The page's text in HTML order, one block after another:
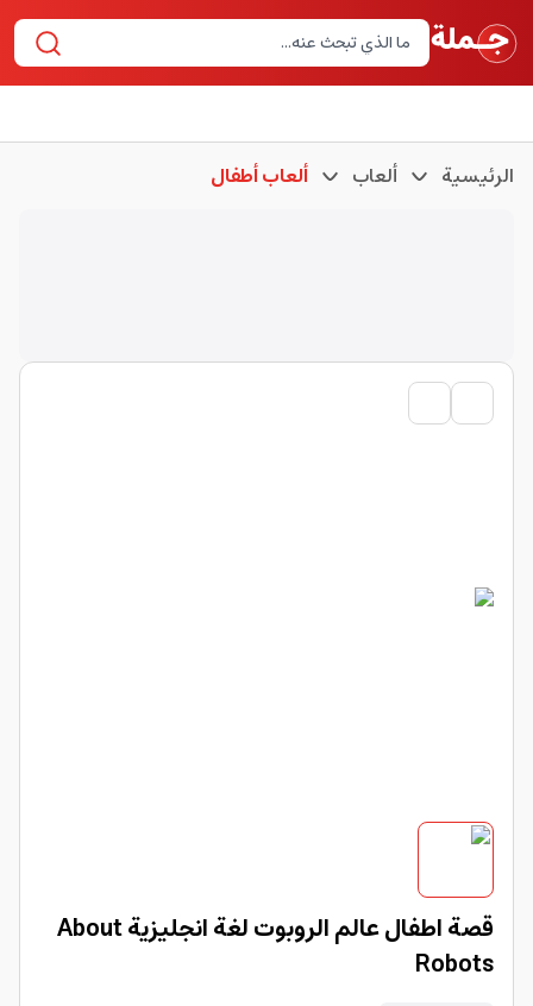
الرئيسية ألعاب ألعاب أطفال
قصة اطفال عالم الروبوت لغة انجليزية About
Robots